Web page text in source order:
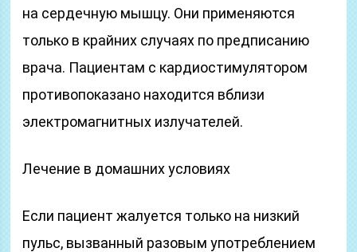
на сердечную мышцу. Они применяются
только в крайних случаях по предписанию
врача. Пациентам с кардиостимулятором
противопоказано находится вблизи
электромагнитных излучателей.
Лечение в домашних условиях
Если пациент жалуется только на низкий
пульс, вызванный разовым употреблением